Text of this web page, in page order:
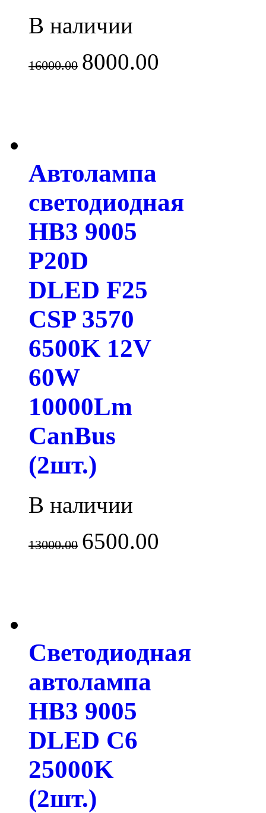
В наличии
16000.00 8000.00
Автолампа
светодиодная
HB3 9005
P20D
DLED F25
CSP 3570
6500K 12V
60W
10000Lm
CanBus
(2шт.)
В наличии
13000.00 6500.00
Светодиодная
автолампа
HB3 9005
DLED C6
25000K
(2шт.)